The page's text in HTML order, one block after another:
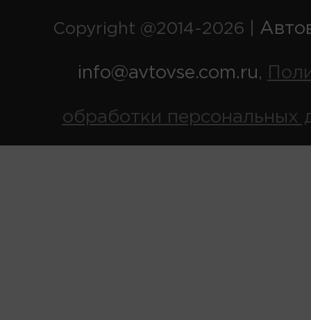
Copyright @2014-2026 |
info@avtovse.com.ru,
обработки персональных